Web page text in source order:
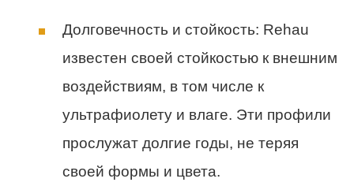
Долговечность и стойкость: Rehau
известен своей стойкостью к внешним
воздействиям, в том числе к
ультрафиолету и влаге. Эти профили
прослужат долгие годы, не теряя
своей формы и цвета.